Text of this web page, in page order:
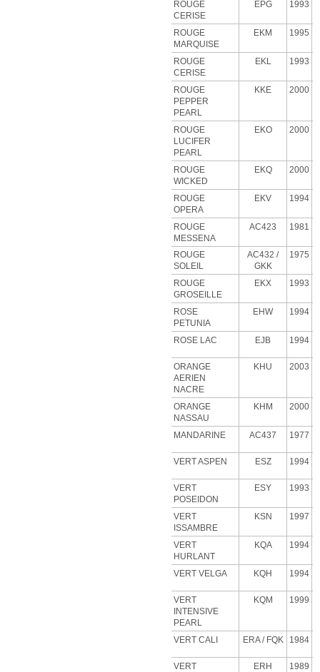
ROUGE
CERISE
EPG 1993
ROUGE
MARQUISE
EKM 1995
ROUGE
CERISE
EKL 1993
ROUGE
PEPPER
PEARL
KKE 2000
ROUGE
LUCIFER
PEARL
EKO 2000
ROUGE
WICKED
EKQ 2000
ROUGE
OPERA
EKV 1994
ROUGE
MESSENA
AC423 1981
ROUGE
SOLEIL
AC432 /
GKK
1975
ROUGE
GROSEILLE
EKX 1993
ROSE
PETUNIA
EHW 1994
ROSE LAC EJB 1994
ORANGE
AERIEN
NACRE
KHU 2003
ORANGE
NASSAU
KHM 2000
MANDARINE AC437 1977
VERT ASPEN ESZ 1994
VERT
POSEIDON
ESY 1993
VERT
ISSAMBRE
KSN 1997
VERT
HURLANT
KQA 1994
VERT VELGA KQH 1994
VERT
INTENSIVE
PEARL
KQM 1999
VERT CALI ERA/ FQK 1984
VERT
ERH 1989